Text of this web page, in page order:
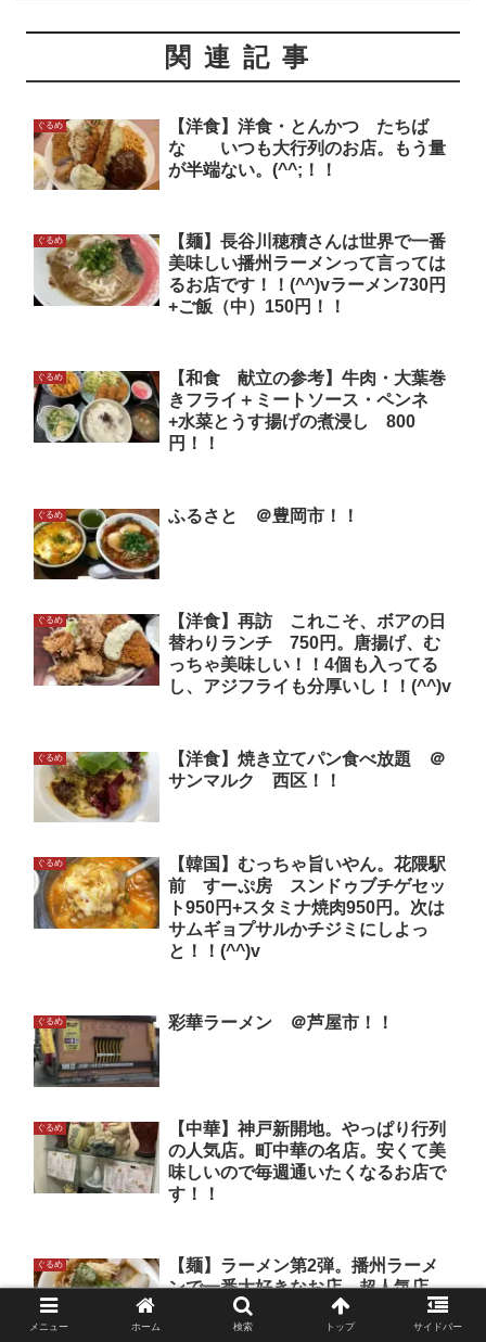
関連記事
ぐるめ
【洋食】洋食・とんかつ たちば
な いつも大行列のお店。もう量
が半端ない。(^^;！！
ぐるめ
【麺】長谷川穂積さんは世界で一番
美味しい播州ラーメンって言っては
るお店です！！(^^)vラーメン730円
+ご飯（中）150円！！
ぐるめ
【和食 献立の参考】牛肉・大葉巻
きフライ＋ミートソース・ペンネ
+水菜とうす揚げの煮浸し 800
円！！
ぐるめ ふるさと ＠豊岡市！！
ぐるめ
【洋食】再訪 これこそ、ボアの日
替わりランチ 750円。唐揚げ、む
っちゃ美味しい！！4個も入ってる
し、アジフライも分厚いし！！(^^)v
ぐるめ
【洋食】焼き立てパン食べ放題 ＠
サンマルク 西区！！
ぐるめ
【韓国】むっちゃ旨いやん。花隈駅
前 すーぷ房 スンドゥブチゲセッ
ト950円+スタミナ焼肉950円。次は
サムギョプサルかチジミにしよっ
と！！(^^)v
ぐるめ 彩華ラーメン ＠芦屋市！！
ぐるめ
【中華】神戸新開地。やっぱり行列
の人気店。町中華の名店。安くて美
味しいので毎週通いたくなるお店で
す！！
ぐるめ
【麺】ラーメン第2弾。播州ラーメ
ンで一番大好きなお店。超人気店
内橋ラーメン。いつものラーメン
（中）940円+餃子420円+おにぎり
メニュー ホーム 検索 トップ サイドバー